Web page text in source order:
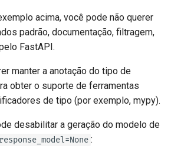
acima, você pode não querer
padrão, documentação, filtragem,
FastAPI.
manter a anotação do tipo de
obter o suporte de ferramentas
de tipo (por exemplo, mypy).
desabilitar a geração do modelo de
response_model=None :